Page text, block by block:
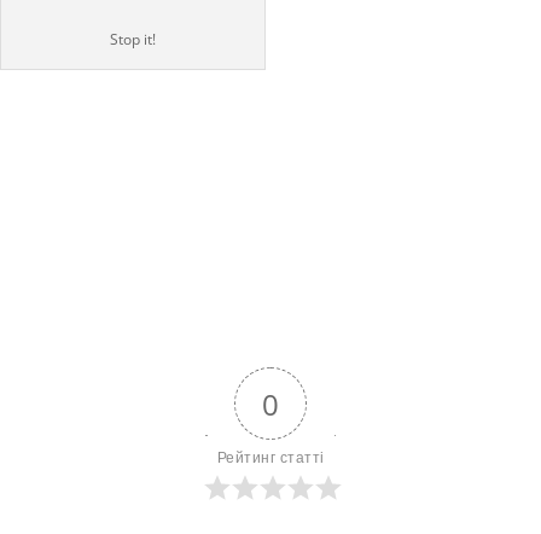
Stop it!
0
Рейтинг статті